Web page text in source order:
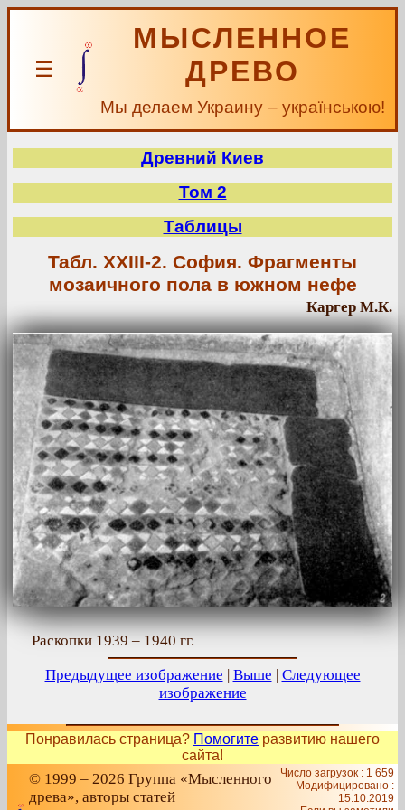
☰
МЫСЛЕННОЕ
ДРЕВО
Мы делаем Украину – українською!
Древний Киев
Том 2
Таблицы
Табл. XXIII-2. София. Фрагменты
мозаичного пола в южном нефе
Каргер М.К.
Раскопки 1939 – 1940 гг.
Предыдущее изображение | Выше | Следующее
изображение
Понравилась страница? Помогите развитию нашего
сайта!
© 1999 – 2026 Группа «Мысленного
древа», авторы статей
Число загрузок : 1 659
Модифицировано :
15.10.2019